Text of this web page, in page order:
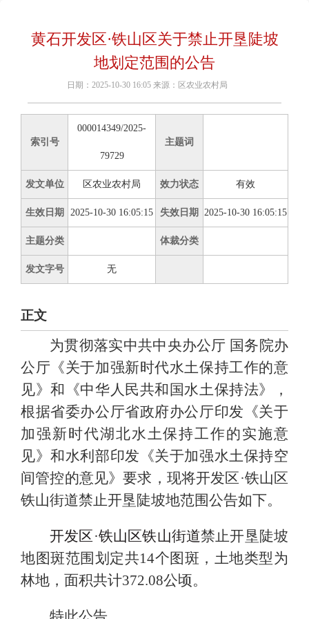
黄石开发区·铁山区关于禁止开垦陡坡
地划定范围的公告
日期：2025-10-30 16:05 来源：区农业农村局
索引号
000014349/2025-
79729
主题词
发文单位 区农业农村局 效力状态 有效
生效日期 2025-10-30 16:05:15 失效日期 2025-10-30 16:05:15
主题分类 体裁分类
发文字号 无
正文
为贯彻落实中共中央办公厅 国务院办
公厅《关于加强新时代水土保持工作的意
见》和《中华人民共和国水土保持法》，
根据省委办公厅省政府办公厅印发《关于
加强新时代湖北水土保持工作的实施意
见》和水利部印发《关于加强水土保持空
间管控的意见》要求，现将开发区·铁山区
铁山街道禁止开垦陡坡地范围公告如下。
开发区·铁山区铁山街道禁止开垦陡坡
地图斑范围划定共14个图斑，土地类型为
林地，面积共计372.08公顷。